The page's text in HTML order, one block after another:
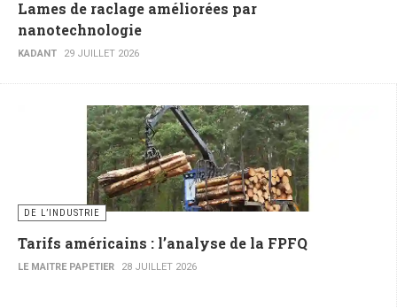
Lames de raclage améliorées par
nanotechnologie
KADANT 29 JUILLET 2026
DE L’INDUSTRIE
Tarifs américains : l’analyse de la FPFQ
LE MAITRE PAPETIER 28 JUILLET 2026